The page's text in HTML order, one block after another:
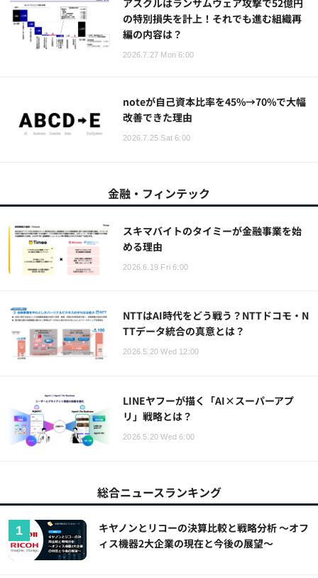
の特別損失を計上！それでも進む組織再
編の内容は？
2026.7.27 Mon 6:00
noteが自己資本比率を45%→70%で大幅
改善できた理由
2026.7.25 Sat 6:00
金融・フィンテック
スキマバイトのタイミーが金融事業を始
める理由
2026.6.19 Fri 6:00
NTTはAI時代をどう戦う？NTTドコモ・N
TTデータ統合の真意とは？
2026.5.20 Wed 12:00
LINEヤフーが描く「AI×スーパーアプ
リ」戦略とは？
2026.5.20 Wed 6:00
総合ニュースランキング
キヤノンとリコーの決算比較と戦略分析 ～オフ
ィス機器2大企業の現在と今後の展望～